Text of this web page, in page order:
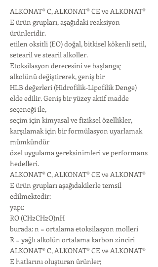
ALKONAT® C, ALKONAT® CE ve ALKONAT®
E ürün grupları, aşağıdaki reaksiyon
ürünleridir.
etilen oksitli (EO) doğal, bitkisel kökenli setil,
setearil ve stearil alkoller.
Etoksilasyon derecesini ve başlangıç ​​
alkolünü değiştirerek, geniş bir
HLB değerleri (Hidrofilik-Lipofilik Denge)
elde edilir. Geniş bir yüzey aktif madde
seçeneği ile,
seçim için kimyasal ve fiziksel özellikler,
karşılamak için bir formülasyon uyarlamak
mümkündür
özel uygulama gereksinimleri ve performans
hedefleri.
ALKONAT® C, ALKONAT® CE ve ALKONAT®
E ürün grupları aşağıdakilerle temsil
edilmektedir:
yapı:
RO (CH2CH2O)nH
burada: n = ortalama etoksilasyon molleri
R = yağlı alkolün ortalama karbon zinciri
ALKONAT® C, ALKONAT® CE ve ALKONAT®
E hatlarını oluşturan ürünler;